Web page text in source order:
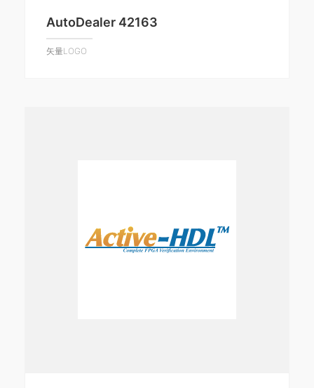
AutoDealer 42163
矢量LOGO